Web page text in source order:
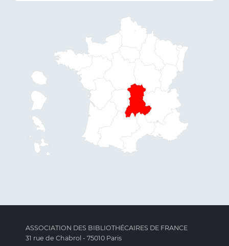
ASSOCIATION DES BIBLIOTHÉCAIRES DE FRANCE
31 rue de Chabrol - 75010 Paris